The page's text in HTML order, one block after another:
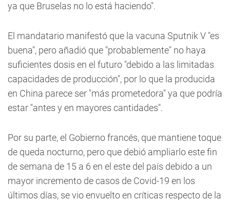
ya que Bruselas no lo está haciendo".
El mandatario manifestó que la vacuna Sputnik V "es
buena", pero añadió que "probablemente" no haya
suficientes dosis en el futuro "debido a las limitadas
capacidades de producción", por lo que la producida
en China parece ser "más prometedora" ya que podría
estar "antes y en mayores cantidades".
Por su parte, el Gobierno francés, que mantiene toque
de queda nocturno, pero que debió ampliarlo este fin
de semana de 15 a 6 en el este del país debido a un
mayor incremento de casos de Covid-19 en los
últimos días, se vio envuelto en críticas respecto de la